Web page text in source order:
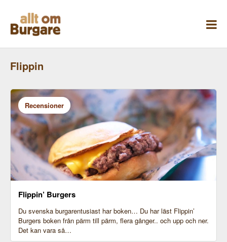
innehåll
Flippin
Recensioner
Bild från senare tillfälle, på deras Cheeseburger
Flippin’ Burgers
Du svenska burgarentusiast har boken… Du har läst Flippin’
Burgers boken från pärm till pärm, flera gånger.. och upp och ner.
Det kan vara så…